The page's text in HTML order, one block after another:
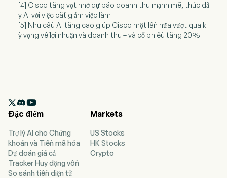
[4] Cisco tăng vọt nhờ dự báo doanh thu mạnh mẽ, thúc đẩ
y AI với việc cắt giảm việc làm
[5] Nhu cầu AI tăng cao giúp Cisco một lần nữa vượt qua k
ỳ vọng về lợi nhuận và doanh thu – và cổ phiếu tăng 20%

Đặc điểm
Trợ lý AI cho Chứng
khoán và Tiền mã hóa
Dự đoán giá cả
Tracker Huy động vốn
So sánh tiền điện tử
Markets
US Stocks
HK Stocks
Crypto